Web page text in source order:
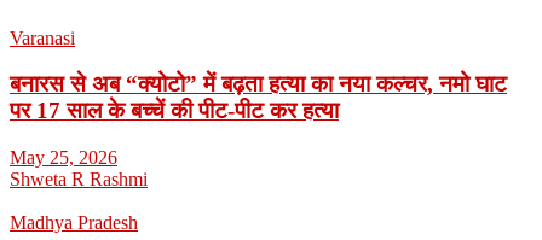
Varanasi
बनारस से अब “क्योटो” में बढ़ता हत्या का नया कल्चर, नमो घाट
पर 17 साल के बच्चें की पीट-पीट कर हत्या
May 25, 2026
Shweta R Rashmi
Madhya Pradesh